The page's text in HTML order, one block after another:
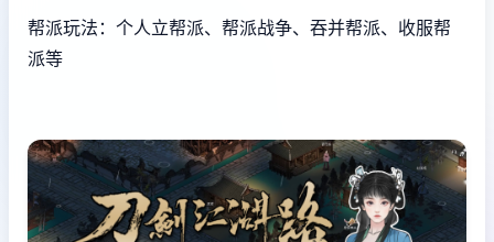
帮派玩法：个人立帮派、帮派战争、吞并帮派、收服帮
派等